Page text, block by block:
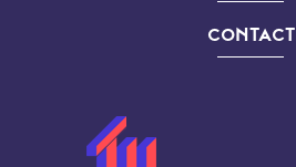
CONTACT